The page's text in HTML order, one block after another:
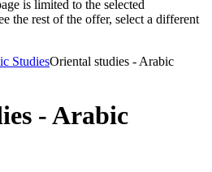
is limited to the selected
the rest of the offer, select a different
StudiesOriental studies - Arabic
- Arabic